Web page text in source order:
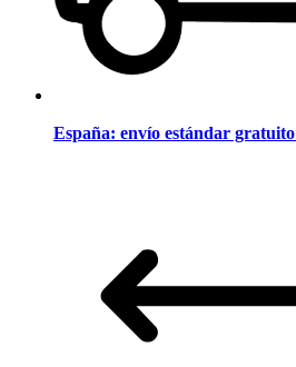
España: envío estándar gratuito